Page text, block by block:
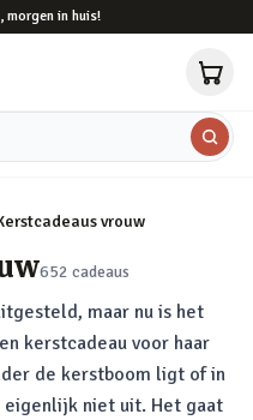
morgen in huis!
vrouw
652 cadeaus
maar nu is het
kerstcadeau voor haar
de kerstboom ligt of in
niet uit. Het gaat